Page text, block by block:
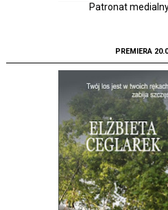
Patronat
PREMIERA